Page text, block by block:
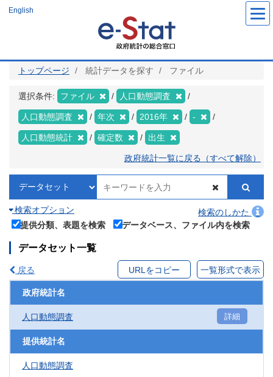
ツ
English
トップページ 統計データを探す ファイル
選択条件: ファイル 人口動態調査
人口動態調査 年次 2016年 -
人口動態統計 確定数 出生
政府統計一覧に戻る（すべて解除）
検索オプション
検索のしかた
提供分類、表題を検索
データベース、ファイル内を検索
データセット一覧
戻る URLをコピー 一覧形式で表示
政府統計名
人口動態調査 詳細
提供統計名
人口動態調査